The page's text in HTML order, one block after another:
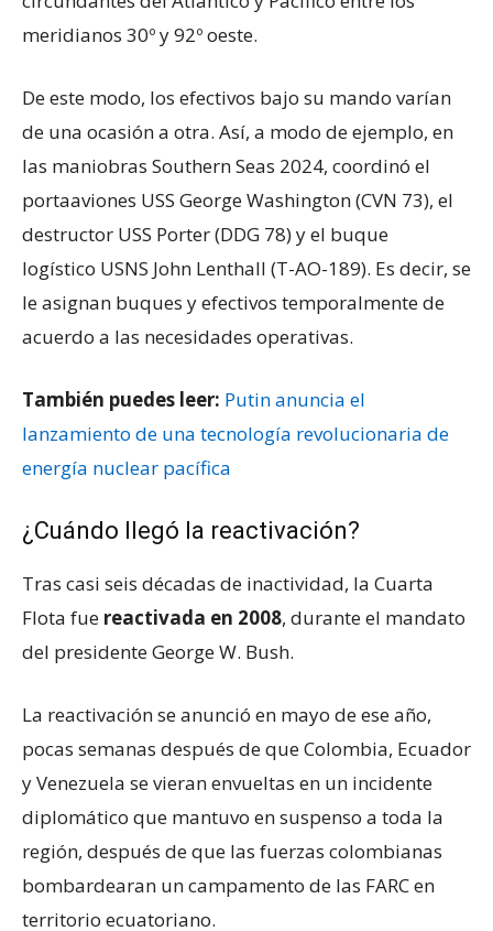
meridianos 30º y 92º oeste.
De este modo, los efectivos bajo su mando varían
de una ocasión a otra. Así, a modo de ejemplo, en
las maniobras Southern Seas 2024, coordinó el
portaaviones USS George Washington (CVN 73), el
destructor USS Porter (DDG 78) y el buque
logístico USNS John Lenthall (T-AO-189). Es decir, se
le asignan buques y efectivos temporalmente de
acuerdo a las necesidades operativas.
También puedes leer: Putin anuncia el
lanzamiento de una tecnología revolucionaria de
energía nuclear pacífica
¿Cuándo llegó la reactivación?
Tras casi seis décadas de inactividad, la Cuarta
Flota fue reactivada en 2008, durante el mandato
del presidente George W. Bush.
La reactivación se anunció en mayo de ese año,
pocas semanas después de que Colombia, Ecuador
y Venezuela se vieran envueltas en un incidente
diplomático que mantuvo en suspenso a toda la
región, después de que las fuerzas colombianas
bombardearan un campamento de las FARC en
territorio ecuatoriano.